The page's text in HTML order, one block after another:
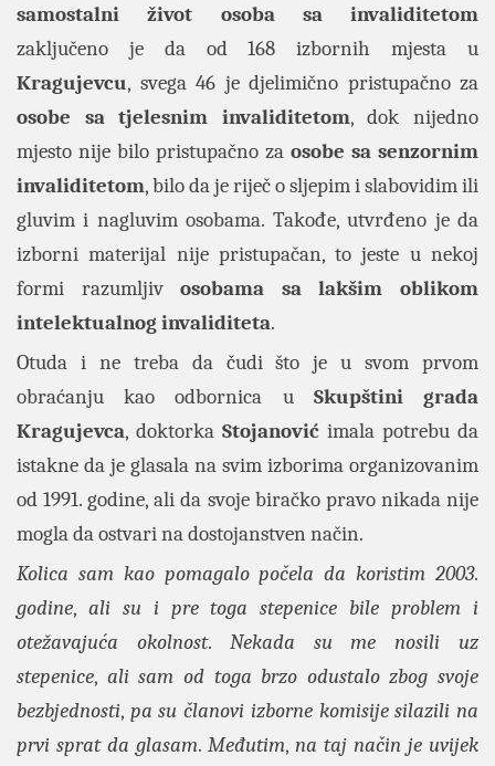
samostalni život osoba sa invaliditetom
zaključeno je da od 168 izbornih mjesta u
Kragujevcu, svega 46 je djelimično pristupačno za
osobe sa tjelesnim invaliditetom, dok nijedno
mjesto nije bilo pristupačno za osobe sa senzornim
invaliditetom, bilo da je riječ o sljepim i slabovidim ili
gluvim i nagluvim osobama. Takođe, utvrđeno je da
izborni materijal nije pristupačan, to jeste u nekoj
formi razumljivosobama sa lakšim oblikom
intelektualnog invaliditeta.
Otuda i ne treba da čudi što je u svom prvom
obraćanju kao odbornica u Skupštini grada
Kragujevca, doktorka Stojanović imala potrebu da
istakne da je glasala na svim izborima organizovanim
od 1991. godine, ali da svoje biračko pravo nikada nije
mogla da ostvari na dostojanstven način.
Kolica sam kao pomagalo počela da koristim 2003.
godine, ali su i pre toga stepenice bile problem i
otežavajuća okolnost. Nekada su me nosili uz
stepenice, ali sam od toga brzo odustalo zbog svoje
bezbjednosti, pa su članovi izborne komisije silazili na
prvi sprat da glasam. Međutim, na taj način je uvijek